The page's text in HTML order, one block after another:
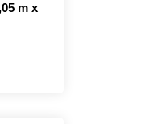
m x